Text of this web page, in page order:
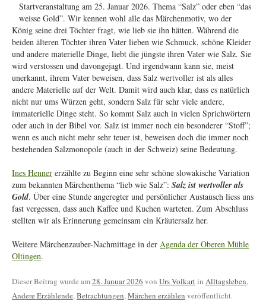
Startveranstaltung am 25. Januar 2026. Thema “Salz” oder eben “das
weisse Gold”. Wir kennen wohl alle das Märchenmotiv, wo der
König seine drei Töchter fragt, wie lieb sie ihn hätten. Während die
beiden älteren Töchter ihren Vater lieben wie Schmuck, schöne Kleider
und andere materielle Dinge, liebt die jüngste ihren Vater wie Salz. Sie
wird verstossen und davongejagt. Und irgendwann kann sie, meist
unerkannt, ihrem Vater beweisen, dass Salz wertvoller ist als alles
andere Materielle auf der Welt. Damit wird auch klar, dass es natürlich
nicht nur ums Würzen geht, sondern Salz für sehr viele andere,
immaterielle Dinge steht. So kommt Salz auch in vielen Sprichwörtern
oder auch in der Bibel vor. Salz ist immer noch ein besonderer “Stoff”;
wenn es auch nicht mehr sehr teuer ist, beweisen doch die immer noch
bestehenden Salzmonopole (auch in der Schweiz) seine Bedeutung.
Ines Henner erzählte zu Beginn eine sehr schöne slowakische Variation
zum bekannten Märchenthema “lieb wie Salz”: Salz ist wertvoller als
Gold. Über eine Stunde angeregter und persönlicher Austausch liess uns
fast vergessen, dass auch Kaffee und Kuchen warteten. Zum Abschluss
stellten wir als Erinnerung gemeinsam ein Kräutersalz her.
Weitere Märchenzauber-Nachmittage in der Agenda der Oberen Mühle
Oltingen.
Dieser Beitrag wurde am28. Januar 2026 von Urs Volkartin Alltagsleben,
Andere Erzählende,Betrachtungen,Märchen erzählen veröffentlicht.